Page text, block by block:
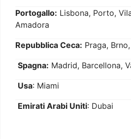
Portogallo: Lisbona, Porto,
Amadora
Repubblica Ceca: Praga,
Spagna: Madrid, Barcellona,
Usa: Miami
Emirati Arabi Uniti: Dubai